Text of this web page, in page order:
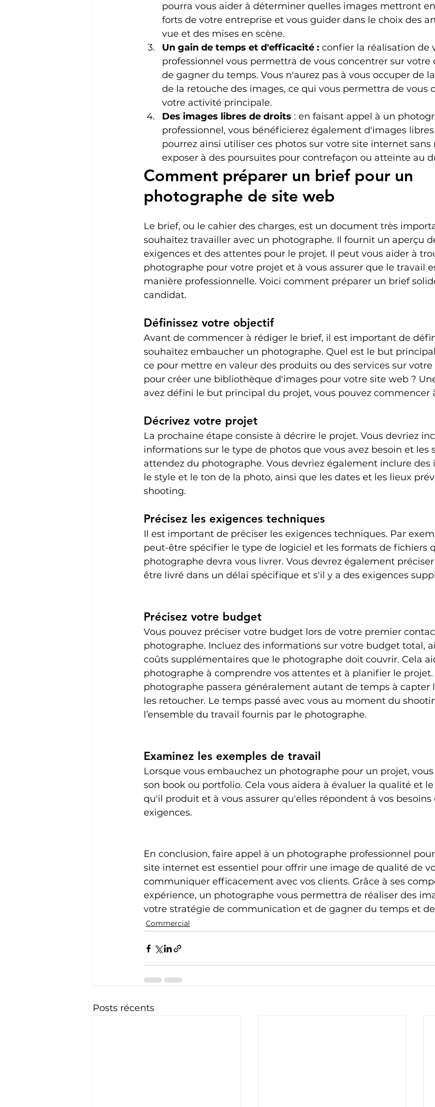
pourra vous aider à déterminer quelles images mettront
forts de votre entreprise et vous guider dans le choix des
vue et des mises en scène.
Un gain de temps et d'efficacité : confier la réalisation de
professionnel vous permettra de vous concentrer sur
de gagner du temps. Vous n'aurez pas à vous occuper de
de la retouche des images, ce qui vous permettra de vous
votre activité principale.
Des images libres de droits : en faisant appel à un
professionnel, vous bénéficierez également d'images
pourrez ainsi utiliser ces photos sur votre site internet sans
exposer à des poursuites pour contrefaçon ou atteinte au
Comment préparer un brief pour un
photographe de site web
Le brief, ou le cahier des charges, est un document très
souhaitez travailler avec un photographe. Il fournit un aperçu
exigences et des attentes pour le projet. Il peut vous aider à
photographe pour votre projet et à vous assurer que le travail
manière professionnelle. Voici comment préparer un brief
candidat.
Définissez votre objectif
Avant de commencer à rédiger le brief, il est important de
souhaitez embaucher un photographe. Quel est le but
ce pour mettre en valeur des produits ou des services sur votre
pour créer une bibliothèque d'images pour votre site web ?
avez défini le but principal du projet, vous pouvez commencer
Décrivez votre projet
La prochaine étape consiste à décrire le projet. Vous devriez
informations sur le type de photos que vous avez besoin et les
attendez du photographe. Vous devriez également inclure des
le style et le ton de la photo, ainsi que les dates et les lieux
shooting.
Précisez les exigences techniques
Il est important de préciser les exigences techniques. Par
peut-être spécifier le type de logiciel et les formats de fichiers
photographe devra vous livrer. Vous devrez également
être livré dans un délai spécifique et s'il y a des exigences
Précisez votre budget
Vous pouvez préciser votre budget lors de votre premier
photographe. Incluez des informations sur votre budget total,
coûts supplémentaires que le photographe doit couvrir. Cela
photographe à comprendre vos attentes et à planifier le projet.
photographe passera généralement autant de temps à capter
les retoucher. Le temps passé avec vous au moment du
l’ensemble du travail fournis par le photographe.
Examinez les exemples de travail
Lorsque vous embauchez un photographe pour un projet,
son book ou portfolio. Cela vous aidera à évaluer la qualité et
qu'il produit et à vous assurer qu'elles répondent à vos besoins
exigences.
En conclusion, faire appel à un photographe professionnel
site internet est essentiel pour offrir une image de qualité de
communiquer efficacement avec vos clients. Grâce à ses
expérience, un photographe vous permettra de réaliser des
votre stratégie de communication et de gagner du temps et
Commercial
Posts récents